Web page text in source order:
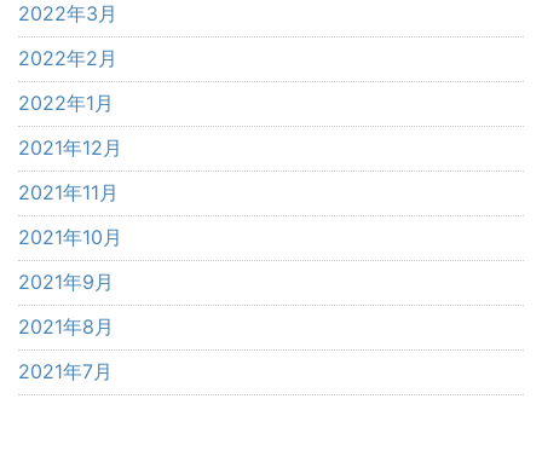
2022年3月
2022年2月
2022年1月
2021年12月
2021年11月
2021年10月
2021年9月
2021年8月
2021年7月